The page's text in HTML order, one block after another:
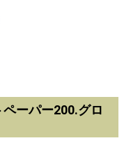
ーパー200.グロ